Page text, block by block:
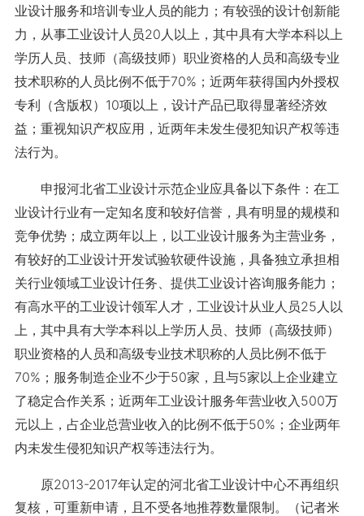
业设计服务和培训专业人员的能力；有较强的设计创新能
力，从事工业设计人员20人以上，其中具有大学本科以上
学历人员、技师（高级技师）职业资格的人员和高级专业
技术职称的人员比例不低于70%；近两年获得国内外授权
专利（含版权）10项以上，设计产品已取得显著经济效
益；重视知识产权应用，近两年未发生侵犯知识产权等违
法行为。
申报河北省工业设计示范企业应具备以下条件：在工
业设计行业有一定知名度和较好信誉，具有明显的规模和
竞争优势；成立两年以上，以工业设计服务为主营业务，
有较好的工业设计开发试验软硬件设施，具备独立承担相
关行业领域工业设计任务、提供工业设计咨询服务能力；
有高水平的工业设计领军人才，工业设计从业人员25人以
上，其中具有大学本科以上学历人员、技师（高级技师）
职业资格的人员和高级专业技术职称的人员比例不低于
70%；服务制造企业不少于50家，且与5家以上企业建立
了稳定合作关系；近两年工业设计服务年营业收入500万
元以上，占企业总营业收入的比例不低于50%；企业两年
内未发生侵犯知识产权等违法行为。
原2013-2017年认定的河北省工业设计中心不再组织
复核，可重新申请，且不受各地推荐数量限制。（记者米